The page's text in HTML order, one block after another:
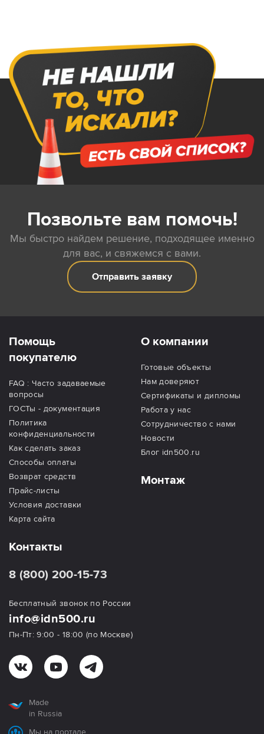
Позвольте вам помочь!
Мы быстро найдем решение, подходящее именно
для вас, и свяжемся с вами.
Отправить заявку
Помощь
покупателю
FAQ : Часто задаваемые
вопросы
ГОСТы - документация
Политика
конфиденциальности
Как сделать заказ
Способы оплаты
Возврат средств
Прайс-листы
Условия доставки
Карта сайта
О компании
Готовые объекты
Нам доверяют
Сертификаты и дипломы
Работа у нас
Сотрудничество с нами
Новости
Блог idn500.ru
Монтаж
Контакты
8 (800) 200-15-73
Бесплатный звонок по России
info@idn500.ru
Пн-Пт: 9:00 - 18:00 (по Москве)
Made
in Russia
Мы на портале